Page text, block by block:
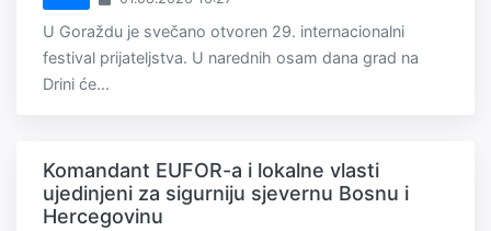
U Goraždu je svečano otvoren 29. internacionalni
festival prijateljstva. U narednih osam dana grad na
Drini će...
Komandant EUFOR-a i lokalne vlasti
ujedinjeni za sigurniju sjevernu Bosnu i
Hercegovinu